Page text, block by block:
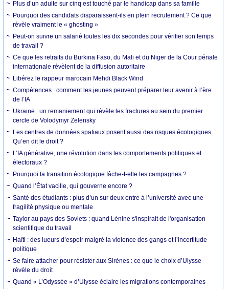
Plus d’un adulte sur cinq est touché par le handicap dans sa famille
Pourquoi des candidats disparaissent-ils en plein recrutement ? Ce que
révèle vraiment le « ghosting »
Peut-on suivre un salarié toutes les dix secondes pour vérifier son temps
de travail ?
Ce que les retraits du Burkina Faso, du Mali et du Niger de la Cour pénale
internationale révèlent de la diffusion autoritaire
Libérez le rappeur marocain Mehdi Black Wind
Compétences : comment les jeunes peuvent préparer leur avenir à l’ère
de l’IA
Ukraine : un remaniement qui révèle les fractures au sein du premier
cercle de Volodymyr Zelensky
Les centres de données spatiaux posent aussi des risques écologiques.
Qu’en dit le droit ?
L’IA générative, une révolution dans les comportements politiques et
électoraux ?
Pourquoi la transition écologique fâche-t-elle les campagnes ?
Quand l’État vacille, qui gouverne encore ?
Santé des étudiants : plus d’un sur deux entre à l’université avec une
fragilité physique ou mentale
Taylor au pays des Soviets : quand Lénine s'inspirait de l'organisation
scientifique du travail
Haïti : des lueurs d’espoir malgré la violence des gangs et l’incertitude
politique
Se faire attacher pour résister aux Sirènes : ce que le choix d’Ulysse
révèle du droit
Quand « L’Odyssée » d’Ulysse éclaire les migrations contemporaines